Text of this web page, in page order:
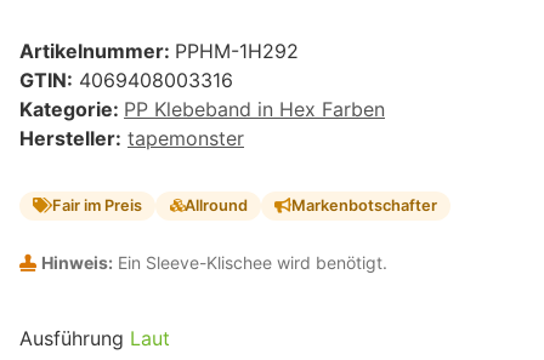
Artikelnummer: PPHM-1H292
GTIN: 4069408003316
Kategorie: PP Klebeband in Hex Farben
Hersteller: tapemonster
Fair im Preis Allround Markenbotschafter
Hinweis: Ein Sleeve-Klischee wird benötigt.
Ausführung Laut